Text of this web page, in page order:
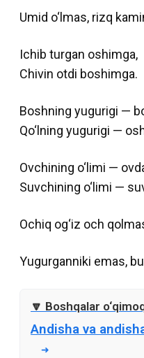
Umid o‘lmas, rizq
Ichib turgan oshimga,
Chivin otdi boshimga.
Boshning yugurigi —
Qo‘lning yugurigi —
Ovchining o‘limi —
Suvchining o‘limi —
Ochiq og‘iz och
Yugurganniki emas,
Andisha va